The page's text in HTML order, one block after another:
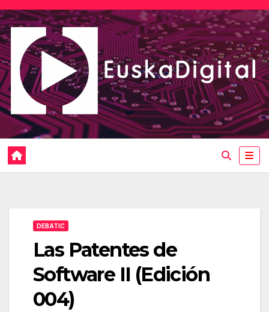
Saltar
al
contenido
DEBATIC
Las Patentes de
Software II (Edición
004)